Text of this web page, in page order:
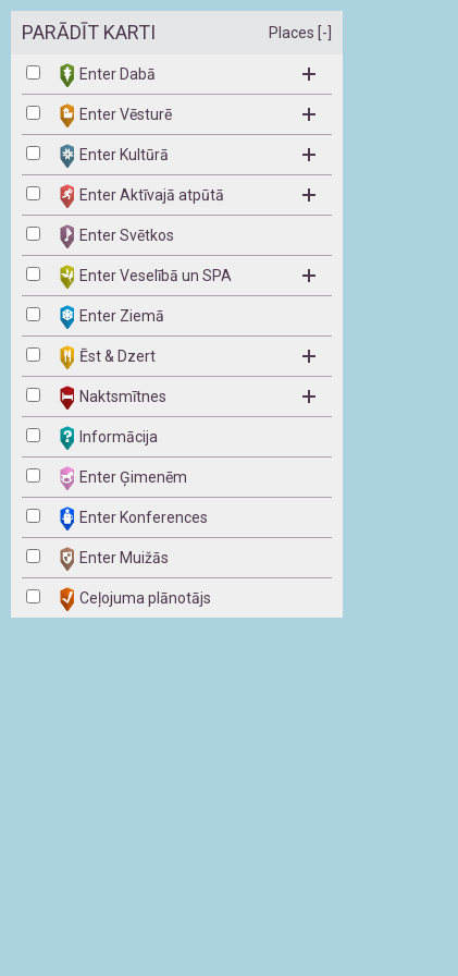
PARĀDĪT KARTI Places [-]
Enter Dabā
Enter Vēsturē
Enter Kultūrā
Enter Aktīvajā atpūtā
Enter Svētkos
Enter Veselībā un SPA
Enter Ziemā
Ēst & Dzert
Naktsmītnes
Informācija
Enter Ģimenēm
Enter Konferences
Enter Muižās
Ceļojuma plānotājs